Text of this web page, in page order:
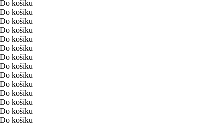
Do košíku
Do košíku
Do košíku
Do košíku
Do košíku
Do košíku
Do košíku
Do košíku
Do košíku
Do košíku
Do košíku
Do košíku
Do košíku
Do košíku